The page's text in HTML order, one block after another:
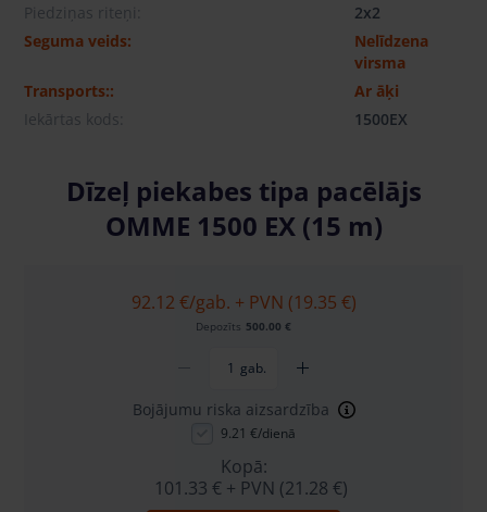
Piedziņas riteņi:
2x2
Seguma veids:
Nelīdzena
virsma
Transports::
Ar āķi
Iekārtas kods:
1500EX
Dīzeļ piekabes tipa pacēlājs
OMME 1500 EX (15 m)
92.12 €/gab. + PVN (19.35 €)
Depozīts 500.00 €
gab.
Bojājumu riska aizsardzība
9.21 €/dienā
Kopā:
101.33 € + PVN (21.28 €)